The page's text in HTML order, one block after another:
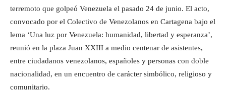
terremoto que golpeó Venezuela el pasado 24 de junio. El acto,
convocado por el Colectivo de Venezolanos en Cartagena bajo el
lema ‘Una luz por Venezuela: humanidad, libertad y esperanza’,
reunió en la plaza Juan XXIII a medio centenar de asistentes,
entre ciudadanos venezolanos, españoles y personas con doble
nacionalidad, en un encuentro de carácter simbólico, religioso y
comunitario.